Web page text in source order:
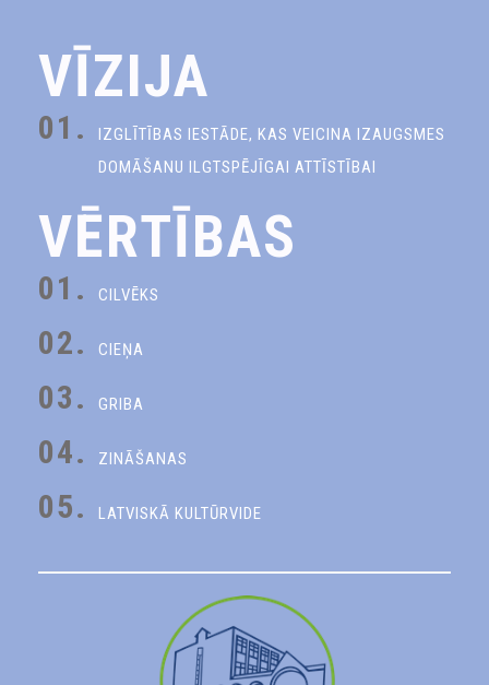
VĪZIJA
01.
IZGLĪTĪBAS IESTĀDE, KAS VEICINA IZAUGSMES
DOMĀŠANU ILGTSPĒJĪGAI ATTĪSTĪBAI
VĒRTĪBAS
01. CILVĒKS
02. CIEŅA
03. GRIBA
04. ZINĀŠANAS
05. LATVISKĀ KULTŪRVIDE